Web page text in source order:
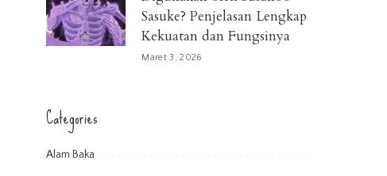
Sasuke? Penjelasan Lengkap
Kekuatan dan Fungsinya
Maret 3, 2026
Categories
Alam Baka